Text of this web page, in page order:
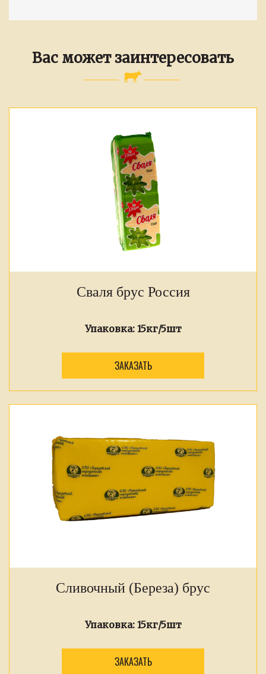
Вас может заинтересовать
Сваля брус Россия
Упаковка: 15кг/5шт
ЗАКАЗАТЬ
Сливочный (Береза) брус
Упаковка: 15кг/5шт
ЗАКАЗАТЬ